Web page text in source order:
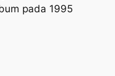
pada 1995